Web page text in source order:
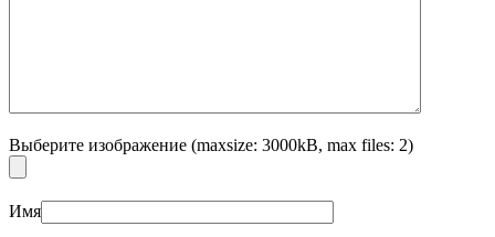
Выберите изображение (maxsize: 3000kB, max files: 2)
Имя